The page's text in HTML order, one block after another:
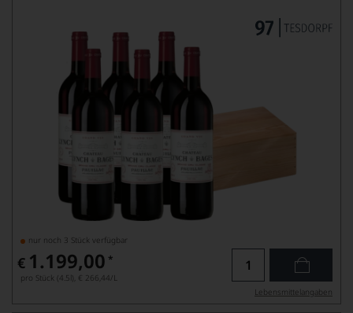
nur noch 3 Stück verfügbar
€ 1.199,00 *
pro Stück (4.5l), € 266,44/L
Lebensmittel­angaben